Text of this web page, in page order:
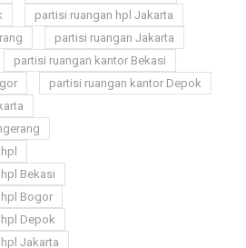
partisi ruangan hpl Jakarta
partisi ruangan Jakarta
partisi ruangan kantor Bekasi
partisi ruangan kantor Depok
Bekasi
Bogor
Depok
Jakarta